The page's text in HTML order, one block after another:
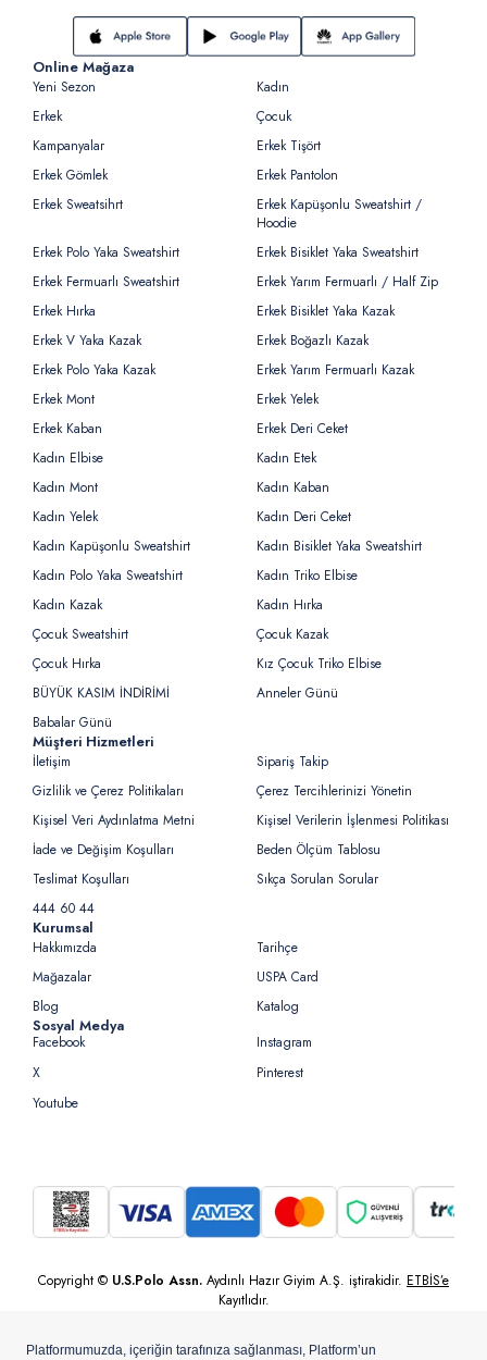
Online Mağaza
Yeni Sezon
Kadın
Erkek
Çocuk
Kampanyalar
Erkek Tişört
Erkek Gömlek
Erkek Pantolon
Erkek Sweatsihrt
Erkek Kapüşonlu Sweatshirt /
Hoodie
Erkek Polo Yaka Sweatshirt
Erkek Bisiklet Yaka Sweatshirt
Erkek Fermuarlı Sweatshirt
Erkek Yarım Fermuarlı / Half Zip
Erkek Hırka
Erkek Bisiklet Yaka Kazak
Erkek V Yaka Kazak
Erkek Boğazlı Kazak
Erkek Polo Yaka Kazak
Erkek Yarım Fermuarlı Kazak
Erkek Mont
Erkek Yelek
Erkek Kaban
Erkek Deri Ceket
Kadın Elbise
Kadın Etek
Kadın Mont
Kadın Kaban
Kadın Yelek
Kadın Deri Ceket
Kadın Kapüşonlu Sweatshirt
Kadın Bisiklet Yaka Sweatshirt
Kadın Polo Yaka Sweatshirt
Kadın Triko Elbise
Kadın Kazak
Kadın Hırka
Çocuk Sweatshirt
Çocuk Kazak
Çocuk Hırka
Kız Çocuk Triko Elbise
BÜYÜK KASIM İNDİRİMİ
Anneler Günü
Babalar Günü
Müşteri Hizmetleri
İletişim
Sipariş Takip
Gizlilik ve Çerez Politikaları
Çerez Tercihlerinizi Yönetin
Kişisel Veri Aydınlatma Metni
Kişisel Verilerin İşlenmesi Politikası
İade ve Değişim Koşulları
Beden Ölçüm Tablosu
Teslimat Koşulları
Sıkça Sorulan Sorular
444 60 44
Kurumsal
Hakkımızda
Tarihçe
Mağazalar
USPA Card
Blog
Katalog
Sosyal Medya
Facebook
Instagram
X
Pinterest
Youtube
Copyright © U.S.Polo Assn. Aydınlı Hazır Giyim A.Ş. iştirakidir. ETBİS’e
Kayıtlıdır.